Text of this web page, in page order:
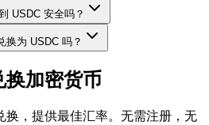
USDC 安全吗？
换为 USDC 吗？
加密货币
换，提供最佳汇率。无需注册，无